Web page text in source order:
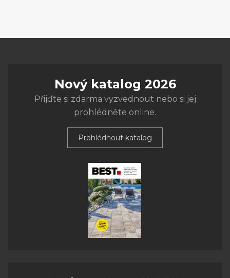
Nový katalog 2026
Přijďte si zdarma vyzvednout nebo si jej
prohlédněte online.
Prohlédnout katalog